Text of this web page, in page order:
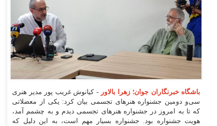
باشگاه خبرنگاران جوان؛ زهرا بالاور - کیانوش غریب پور مدیر هنری
سی‌و دومین جشنواره هنر‌های تجسمی بیان کرد: یکی از معضلاتی
که تا به امروز در جشنواره هنر‌های تجسمی دیدم و به چشمم آمد،
هویت جشنواره بود. جشنواره بسیار مهم است، به این دلیل که